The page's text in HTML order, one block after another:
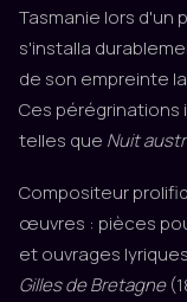
Tasmanie lors d'un
s'installa
de son empreinte
Ces pérégrinations
telles que Nuit
Compositeur
œuvres : pièces
et ouvrages
Gilles de Bretagne